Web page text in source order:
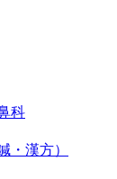
科
・漢方）